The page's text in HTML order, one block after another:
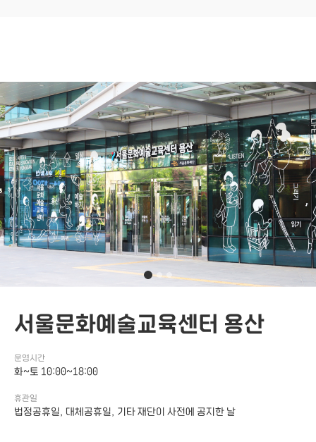
서울문화예술교육센터 용산
운영시간
화~토 10:00~18:00
휴관일
법정공휴일, 대체공휴일, 기타 재단이 사전에 공지한 날